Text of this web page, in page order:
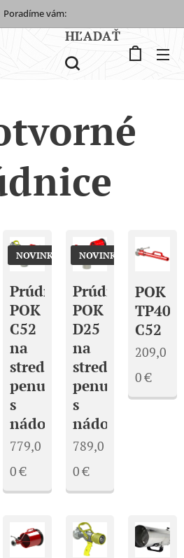
Poradíme vám:
HĽADAŤ
Prúdnica
POK
C52
na
strednú
penu
s
nádobou
NOVINKA
779,0
0€
Prúdnica
POK
D25
na
strednú
penu
s
nádobou
NOVINKA
789,0
0€
POK
TP400
C52
209,0
0€